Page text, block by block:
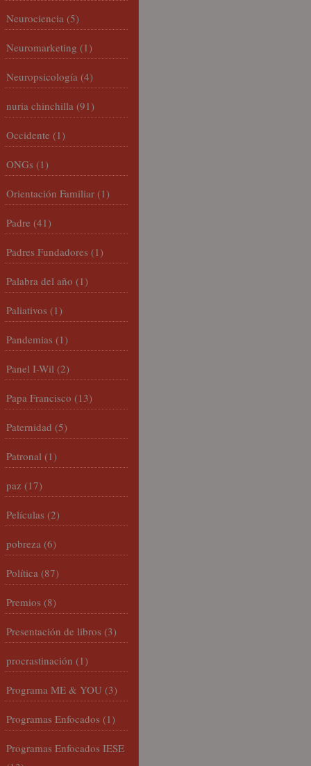
Neurociencia (5)
Neuromarketing (1)
Neuropsicología (4)
nuria chinchilla (91)
Occidente (1)
ONGs (1)
Orientación Familiar (1)
Padre (41)
Padres Fundadores (1)
Palabra del año (1)
Paliativos (1)
Pandemias (1)
Panel I-Wil (2)
Papa Francisco (13)
Paternidad (5)
Patronal (1)
paz (17)
Películas (2)
pobreza (6)
Política (87)
Premios (8)
Presentación de libros (3)
procrastinación (1)
Programa ME & YOU (3)
Programas Enfocados (1)
Programas Enfocados IESE